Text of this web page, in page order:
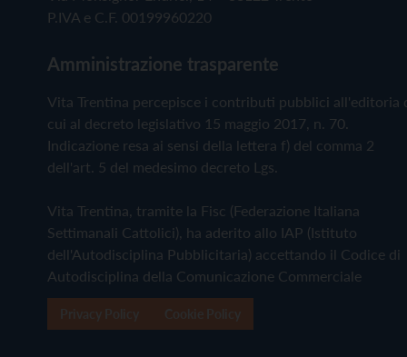
P.IVA e C.F. 00199960220
Amministrazione trasparente
Vita Trentina percepisce i contributi pubblici all'editoria
cui al decreto legislativo 15 maggio 2017, n. 70.
Indicazione resa ai sensi della lettera f) del comma 2
dell'art. 5 del medesimo decreto Lgs.
Vita Trentina, tramite la Fisc (Federazione Italiana
Settimanali Cattolici), ha aderito allo IAP (Istituto
dell'Autodisciplina Pubblicitaria) accettando il Codice di
Autodisciplina della Comunicazione Commerciale